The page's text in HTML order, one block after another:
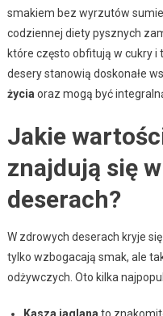
smakiem bez wyrzutów
codziennej diety pysznych
które często obfitują w cukry i
desery stanowią doskonałe
życia oraz mogą być
Jakie
znajdują się
deserach?
W zdrowych deserach kryje
tylko wzbogacają smak, ale
odżywczych. Oto kilka
Kasza jaglana to